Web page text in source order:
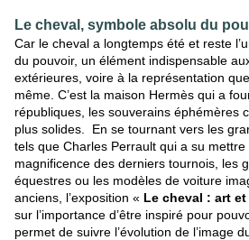
Le cheval, symbole absolu du
Car le cheval a longtemps été et reste
du pouvoir, un élément indispensable
extérieures, voire à la représentation
même. C’est la maison Hermès qui a
républiques, les souverains éphémères
plus solides. En se tournant vers les
tels que Charles Perrault qui a su mettre
magnificence des derniers tournois, les
équestres ou les modèles de voiture
anciens, l’exposition « Le cheval : art
sur l’importance d’être inspiré pour
permet de suivre l’évolution de l’image